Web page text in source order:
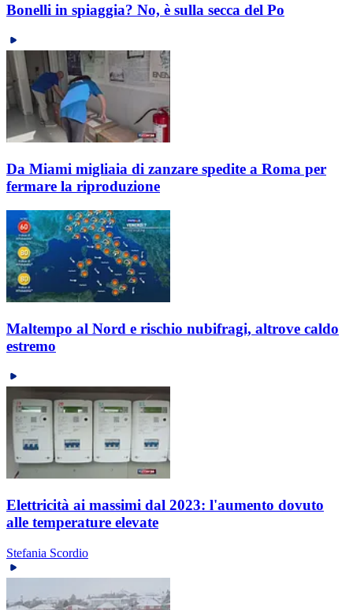
Bonelli in spiaggia? No, è sulla secca del Po
Da Miami migliaia di zanzare spedite a Roma per
fermare la riproduzione
Maltempo al Nord e rischio nubifragi, altrove caldo
estremo
Elettricità ai massimi dal 2023: l'aumento dovuto
alle temperature elevate
Stefania Scordio